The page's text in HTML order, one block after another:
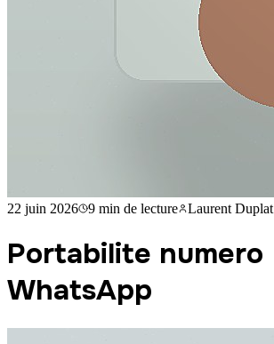
22 juin 2026 9 min de lecture Laurent Duplat
Portabilite numero
WhatsApp